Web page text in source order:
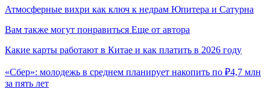
Атмосферные вихри как ключ к недрам Юпитера и Сатурна
Вам также могут понравиться Еще от автора
Какие карты работают в Китае и как платить в 2026 году
«Сбер»: молодежь в среднем планирует накопить по ₽4,7 млн
за пять лет